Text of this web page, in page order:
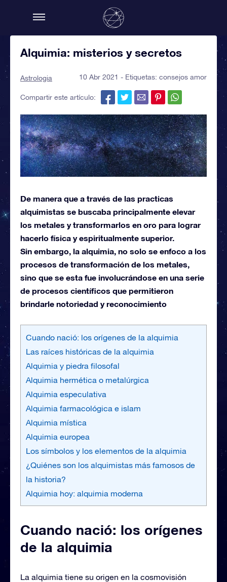
Alquimia: misterios y secretos
Astrologia 10 Abr 2021 - Etiquetas: consejos amor
Compartir este artículo:
De manera que a través de las practicas
alquimistas se buscaba principalmente elevar
los metales y transformarlos en oro para lograr
hacerlo física y espiritualmente superior.
Sin embargo, la alquimia, no solo se enfoco a los
procesos de transformación de los metales,
sino que se esta fue involucrándose en una serie
de procesos científicos que permitieron
brindarle notoriedad y reconocimiento
Cuando nació: los orígenes de la alquimia
Las raíces históricas de la alquimia
Alquimia y piedra filosofal
Alquimia hermética o metalúrgica
Alquimia especulativa
Alquimia farmacológica e islam
Alquimia mística
Alquimia europea
Los símbolos y los elementos de la alquimia
¿Quiénes son los alquimistas más famosos de
la historia?
Alquimia hoy: alquimia moderna
Cuando nació: los orígenes
de la alquimia
La alquimia tiene su origen en la cosmovisión